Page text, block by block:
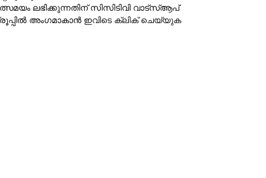
ലഭിക്കുന്നതിന് സിസിടിവി വാട്‌സ്ആപ്
അംഗമാകാന്‍ ഇവിടെ ക്ലിക് ചെയ്യുക